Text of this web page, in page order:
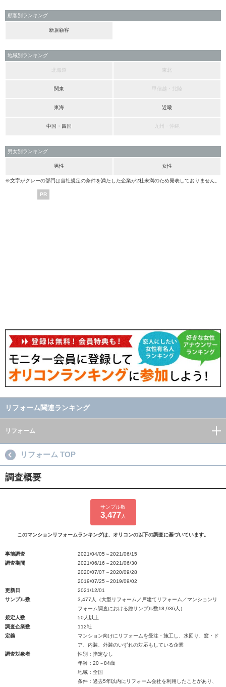
顧客別ランキング
新規顧客
地域別ランキング
北海道 東北
関東 甲信越・北陸
東海 近畿
中国・四国 九州・沖縄
男女別ランキング
男性 女性
※文字がグレーの部門は当社規定の条件を満たした企業が2社未満のため発表しておりません。
PR
リフォーム関連ランキング
リフォーム
リフォーム TOP
調査概要
サンプル数
3,477 人
このマンションリフォームランキングは、オリコンの以下の調査に基づいています。
事前調査
2021/04/05～2021/06/15
調査期間
2021/06/16～2021/06/30
2020/07/07～2020/09/28
2019/07/25～2019/09/02
更新日
2021/12/01
サンプル数
3,477人（大型リフォーム／戸建てリフォーム／マンションリ
フォーム調査における総サンプル数18,936人）
規定人数
50人以上
調査企業数
112社
定義
マンション向けにリフォームを受注・施工し、水回り、窓・ド
ア、内装、外装のいずれの対応もしている企業
調査対象者
性別：指定なし
年齢：20～84歳
地域：全国
条件：過去5年以内にリフォーム会社を利用したことがあり、